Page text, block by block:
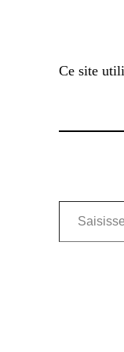
Ce site
Saisissez votre adresse e-mail…